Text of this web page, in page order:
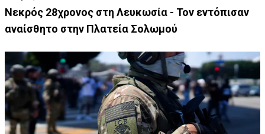
Νεκρός 28χρονος στη Λευκωσία - Τον εντόπισαν
αναίσθητο στην Πλατεία Σολωμού